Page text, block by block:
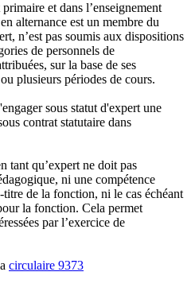
et dans l’enseignement
alternance est un membre du
n’est pas soumis aux dispositions
de personnels de
sur la base de ses
plusieurs périodes de cours.
sous statut d'expert une
contrat statutaire dans
tant qu’expert ne doit pas
ni une compétence
de la fonction, ni le cas échéant
la fonction. Cela permet
par l’exercice de
circulaire 9373